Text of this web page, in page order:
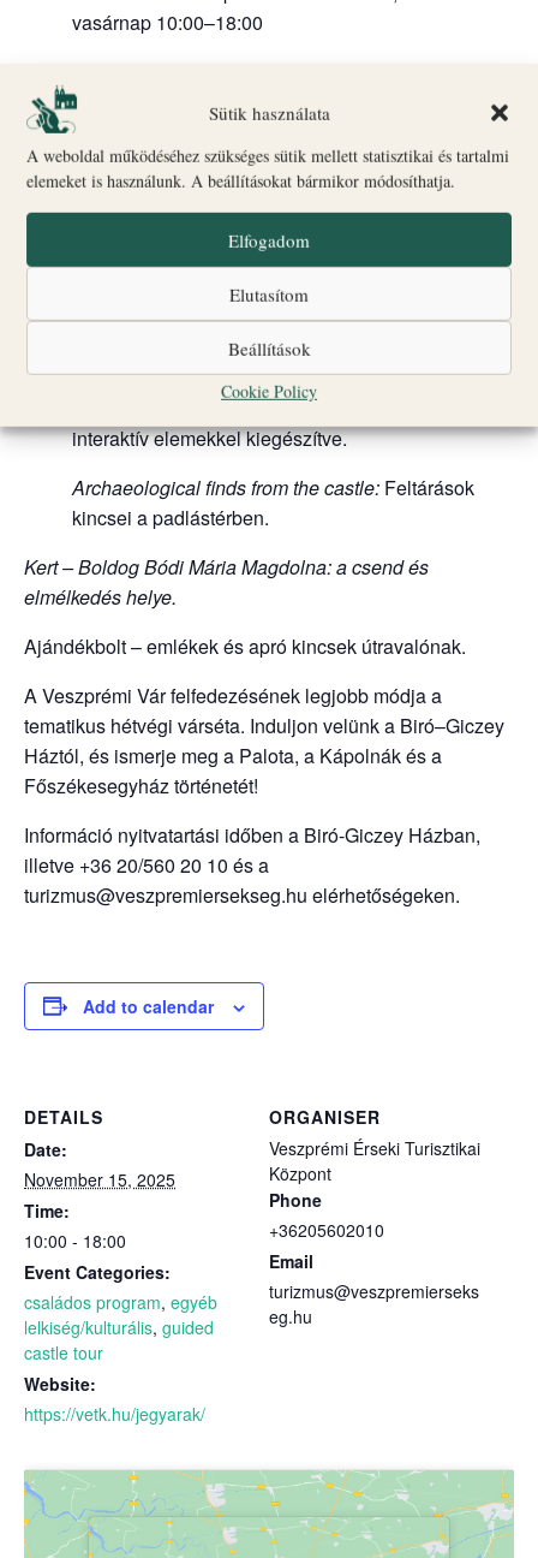
Sütik használata
A weboldal működéséhez szükséges sütik mellett statisztikai és tartalmi
elemeket is használunk. A beállításokat bármikor módosíthatja.
Elfogadom
Elutasítom
Beállítások
Cookie Policy
vasárnap 10:00–18:00
Monday: Closed
Exhibitions:
Bogáncs és liliom – Magdolnák virágai :Mária
Magdolna alakja a művészetben és hitben.
Chamber exhibitionBarokk kori tárgyak, történetek
és képek a Főszékesegyház múltjából.
"My head is not a chapter"kiállítás: A veszprémi
káptalan és a kanonokok világát mutatja be,
interaktív elemekkel kiegészítve.
Archaeological finds from the castle: Feltárások
kincsei a padlástérben.
Kert – Boldog Bódi Mária Magdolna: a csend és
elmélkedés helye.
Ajándékbolt – emlékek és apró kincsek útravalónak.
A Veszprémi Vár felfedezésének legjobb módja a
tematikus hétvégi várséta. Induljon velünk a Biró–Giczey
Háztól, és ismerje meg a Palota, a Kápolnák és a
Főszékesegyház történetét!
Információ nyitvatartási időben a Biró-Giczey Házban,
illetve +36 20/560 20 10 és a
turizmus@veszpremiersekseg.hu elérhetőségeken.
Add to calendar
DETAILS
Date:
November 15, 2025
Time:
10:00 - 18:00
Event Categories:
családos program, egyéb
lelkiség/kulturális, guided
castle tour
Website:
https://vetk.hu/jegyarak/
ORGANISER
Veszprémi Érseki Turisztikai
Központ
Phone
+36205602010
Email
turizmus@veszpremierseks
eg.hu